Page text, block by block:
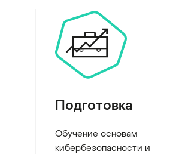
Подготовка
Обучение основам
кибербезопасности и